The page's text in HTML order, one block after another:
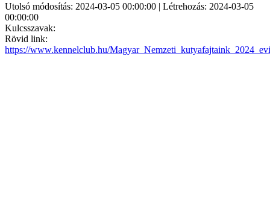
Utolsó módosítás: 2024-03-05 00:00:00 | Létrehozás: 2024-03-05
00:00:00
Kulcsszavak:
Rövid link:
https://www.kennelclub.hu/